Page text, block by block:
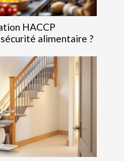
HACCP
alimentaire ?